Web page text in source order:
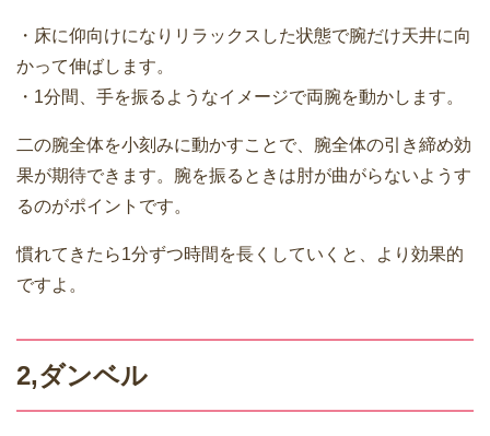
・床に仰向けになりリラックスした状態で腕だけ天井に向
かって伸ばします。
・1分間、手を振るようなイメージで両腕を動かします。
二の腕全体を小刻みに動かすことで、腕全体の引き締め効
果が期待できます。腕を振るときは肘が曲がらないようす
るのがポイントです。
慣れてきたら1分ずつ時間を長くしていくと、より効果的
ですよ。
2,ダンベル